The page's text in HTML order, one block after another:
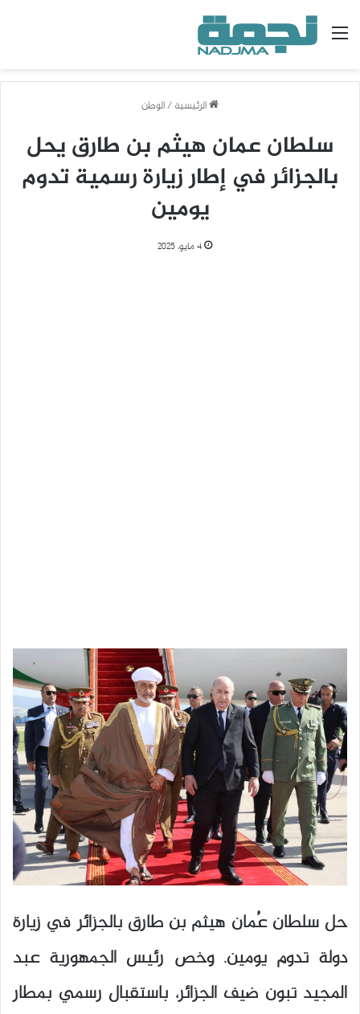
القائمة
الرئيسية/الوطن
سلطان عمان هيثم بن طارق يحل
بالجزائر في إطار زيارة رسمية تدوم
يومين
4 مايو، 2025
حل سلطان عُمان هيثم بن طارق بالجزائر في زيارة
دولة تدوم يومين. وخص رئيس الجمهورية عبد
المجيد تبون ضيف الجزائر، باستقبال رسمي بمطار